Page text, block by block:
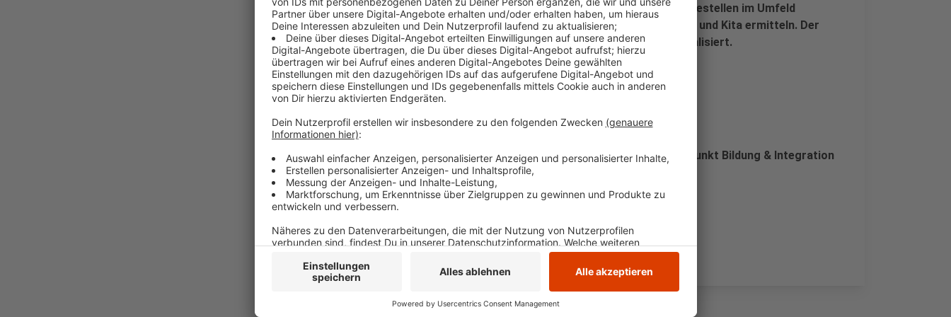
Atlas. Eltern können Filter für Städte setzen, sich ÖPNV-Haltestellen im Umfeld
anzeigen lassen oder auch die Entfernung zwischen Zuhause und Kita ermitteln. Der
seit August bestehende Schul-Atlas wird zudem weiter aktualisiert.
Die Links:
Kira-Atlas
Schul-Atlas: auf der Webseite der Kreisverwaltung im Menüpunkt Bildung & Integration
Veröffentlicht:Montag, 18.03.2024 15:48